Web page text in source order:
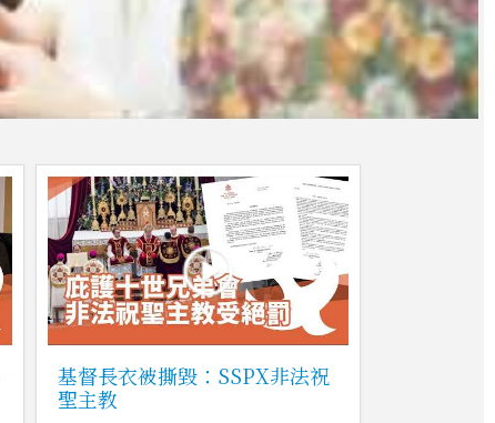
基督長衣被撕毀：SSPX非法祝
聖主教